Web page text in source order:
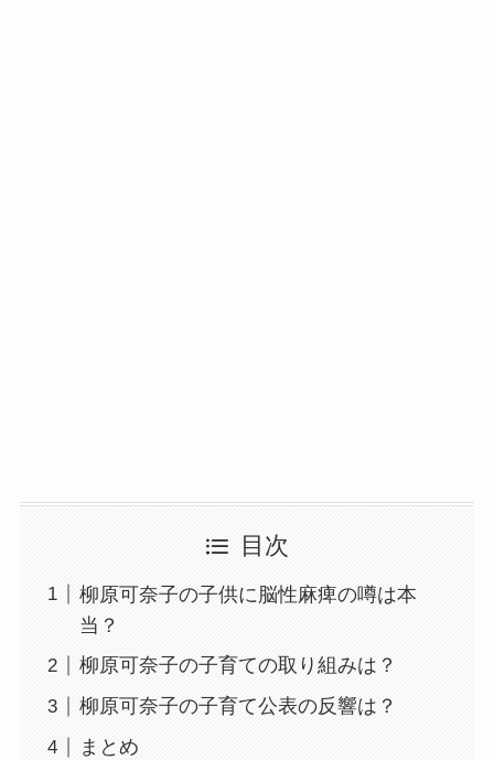
目次
柳原可奈子の子供に脳性麻痺の噂は本
当？
柳原可奈子の子育ての取り組みは？
柳原可奈子の子育て公表の反響は？
まとめ